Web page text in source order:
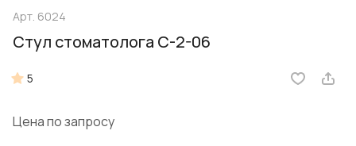
Арт. 6024
Стул стоматолога С-2-06
5
Цена по запросу